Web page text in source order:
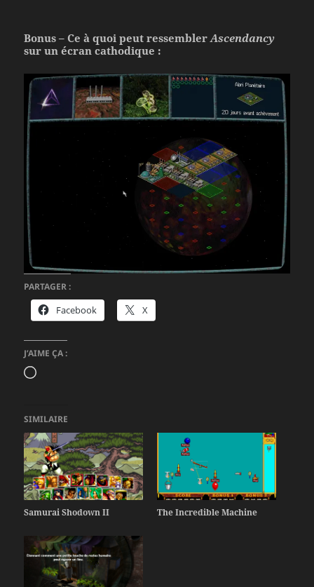
Bonus – Ce à quoi peut ressemblerAscendancy
sur un écran cathodique :
PARTAGER :
Facebook X
J’AIME ÇA :
Chargement…
SIMILAIRE
Samurai Shodown II The Incredible Machine